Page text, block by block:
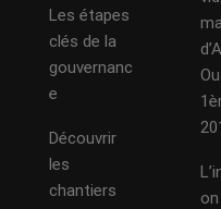
Les étapes
clés de la
gouvernanc
e
Découvrir
les
chantiers